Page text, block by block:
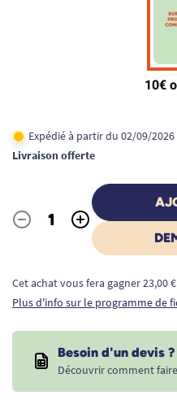
Expédié à partir du 02/09/2026
Livraison offerte
Quantité
- +
Cet achat vous fera gagner 23,00
Plus d'info sur le programme de
Besoin d'un devis ?
Découvrir comment